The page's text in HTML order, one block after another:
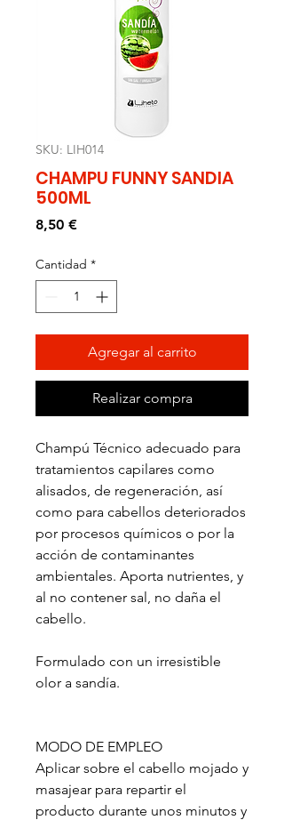
SKU: LIH014
CHAMPU FUNNY SANDIA
500ML
8,50 €Precio
Cantidad *
Agregar al carrito
Realizar compra
Champú Técnico adecuado para
tratamientos capilares como
alisados, de regeneración, así
como para cabellos deteriorados
por procesos químicos o por la
acción de contaminantes
ambientales. Aporta nutrientes, y
al no contener sal, no daña el
cabello.
Formulado con un irresistible
olor a sandía.
MODO DE EMPLEO
Aplicar sobre el cabello mojado y
masajear para repartir el
producto durante unos minutos y